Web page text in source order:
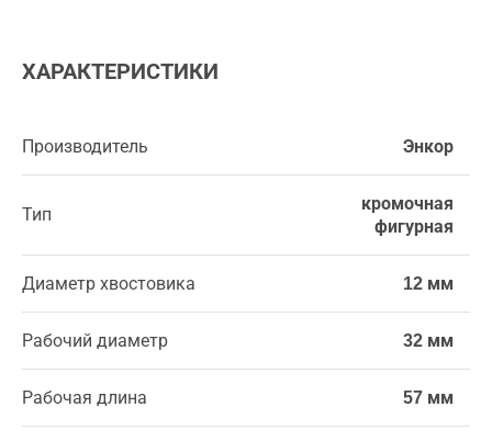
ХАРАКТЕРИСТИКИ
Производитель Энкор
Тип
кромочная
фигурная
Диаметр хвостовика 12 мм
Рабочий диаметр 32 мм
Рабочая длина 57 мм